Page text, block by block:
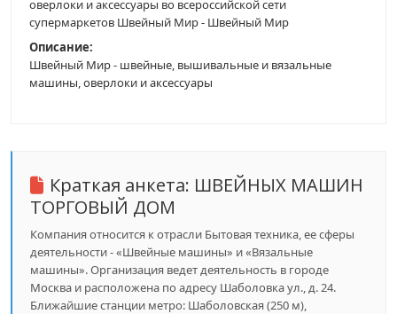
оверлоки и аксессуары во всероссийской сети
супермаркетов Швейный Мир - Швейный Мир
Описание:
Швейный Мир - швейные, вышивальные и вязальные
машины, оверлоки и аксессуары
Краткая анкета: ШВЕЙНЫХ МАШИН
ТОРГОВЫЙ ДОМ
Компания относится к отрасли Бытовая техника, ее сферы
деятельности - «Швейные машины» и «Вязальные
машины». Организация ведет деятельность в городе
Москва и расположена по адресу Шаболовка ул., д. 24.
Ближайшие станции метро: Шаболовская (250 м),